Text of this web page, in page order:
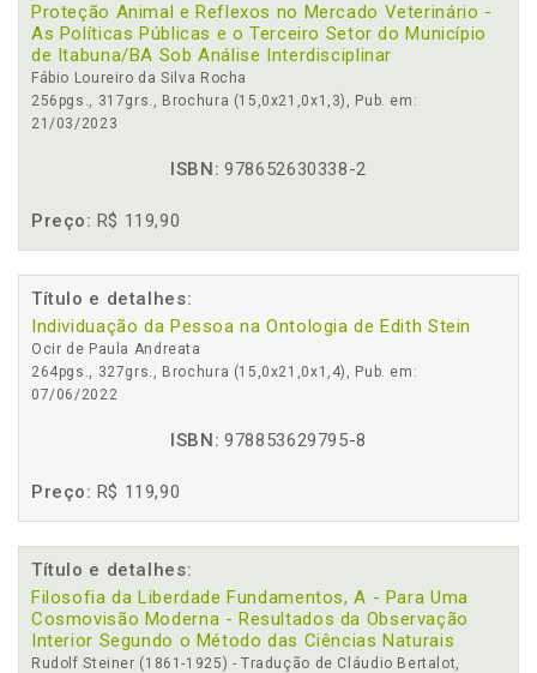
Proteção Animal e Reflexos no Mercado Veterinário -
As Políticas Públicas e o Terceiro Setor do Município
de Itabuna/BA Sob Análise Interdisciplinar
Fábio Loureiro da Silva Rocha
256pgs., 317grs., Brochura (15,0x21,0x1,3), Pub. em:
21/03/2023
ISBN: 978652630338-2
Preço: R$ 119,90
Título e detalhes:
Individuação da Pessoa na Ontologia de Edith Stein
Ocir de Paula Andreata
264pgs., 327grs., Brochura (15,0x21,0x1,4), Pub. em:
07/06/2022
ISBN: 978853629795-8
Preço: R$ 119,90
Título e detalhes:
Filosofia da Liberdade Fundamentos, A - Para Uma
Cosmovisão Moderna - Resultados da Observação
Interior Segundo o Método das Ciências Naturais
Rudolf Steiner (1861-1925) - Tradução de Cláudio Bertalot,